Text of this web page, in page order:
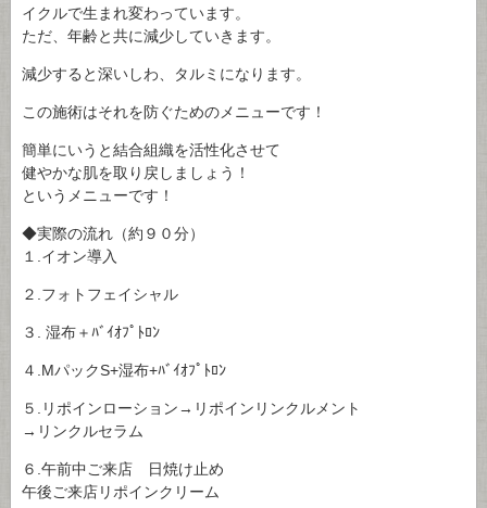
イクルで生まれ変わっています。
ただ、年齢と共に減少していきます。
減少すると深いしわ、タルミになります。
この施術はそれを防ぐためのメニューです！
簡単にいうと結合組織を活性化させて
健やかな肌を取り戻しましょう！
というメニューです！
◆実際の流れ（約９０分）
１.イオン導入
２.フォトフェイシャル
３. 湿布＋ﾊﾞｲｵﾌﾟﾄﾛﾝ
４.MパックS+湿布+ﾊﾞｲｵﾌﾟﾄﾛﾝ
５.リポインローション→リポインリンクルメント
→リンクルセラム
６.午前中ご来店 日焼け止め
午後ご来店リポインクリーム